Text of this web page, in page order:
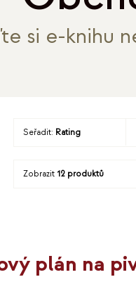
si e-knihu
Seřadit: Rating
Zobrazit 12 produktů
plán na